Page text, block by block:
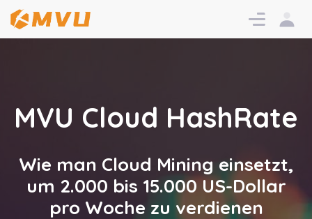
Einloggen
MVU Cloud HashRate
Wie man Cloud Mining einsetzt,
um 2.000 bis 15.000 US-Dollar
pro Woche zu verdienen